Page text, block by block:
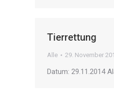
Tierrettung
Alle 29. November
Datum: 29.11.2014